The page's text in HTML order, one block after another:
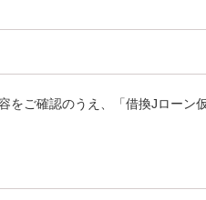
をご確認のうえ、「借換Jローン